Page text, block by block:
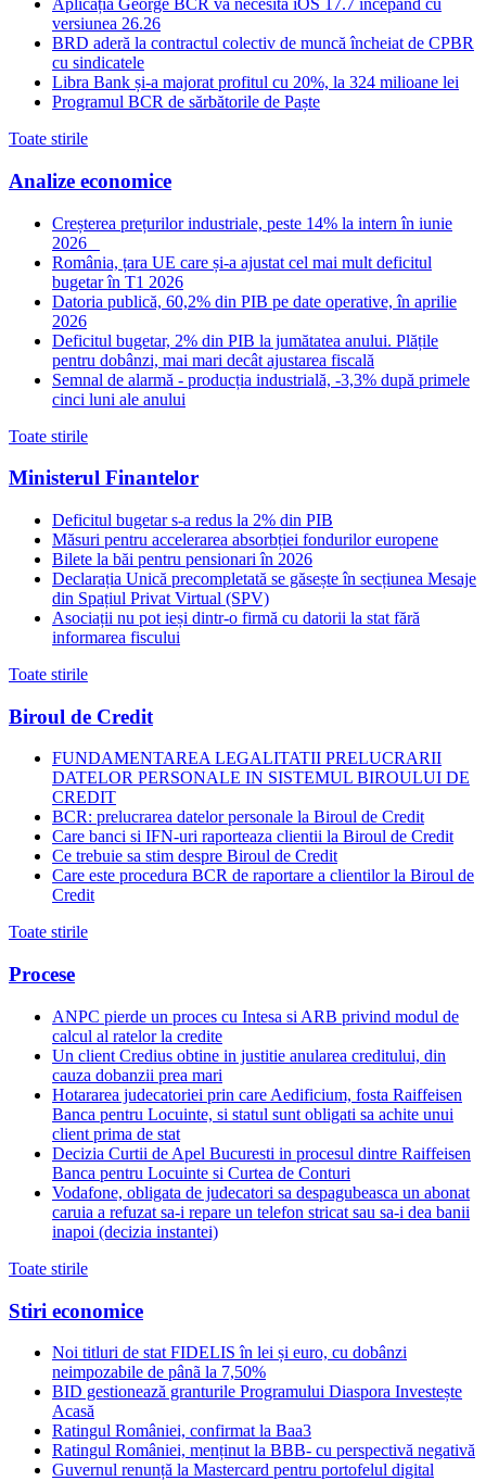
Aplicația George BCR va necesita iOS 17.7 începând cu
versiunea 26.26
BRD aderă la contractul colectiv de muncă încheiat de CPBR
cu sindicatele
Libra Bank și-a majorat profitul cu 20%, la 324 milioane lei
Programul BCR de sărbătorile de Paște
Toate stirile
Analize economice
Creșterea prețurilor industriale, peste 14% la intern în iunie
2026
România, țara UE care și-a ajustat cel mai mult deficitul
bugetar în T1 2026
Datoria publică, 60,2% din PIB pe date operative, în aprilie
2026
Deficitul bugetar, 2% din PIB la jumătatea anului. Plățile
pentru dobânzi, mai mari decât ajustarea fiscală
Semnal de alarmă - producția industrială, -3,3% după primele
cinci luni ale anului
Toate stirile
Ministerul Finantelor
Deficitul bugetar s-a redus la 2% din PIB
Măsuri pentru accelerarea absorbției fondurilor europene
Bilete la băi pentru pensionari în 2026
Declarația Unică precompletată se găsește în secțiunea Mesaje
din Spațiul Privat Virtual (SPV)
Asociații nu pot ieși dintr-o firmă cu datorii la stat fără
informarea fiscului
Toate stirile
Biroul de Credit
FUNDAMENTAREA LEGALITATII PRELUCRARII
DATELOR PERSONALE IN SISTEMUL BIROULUI DE
CREDIT
BCR: prelucrarea datelor personale la Biroul de Credit
Care banci si IFN-uri raporteaza clientii la Biroul de Credit
Ce trebuie sa stim despre Biroul de Credit
Care este procedura BCR de raportare a clientilor la Biroul de
Credit
Toate stirile
Procese
ANPC pierde un proces cu Intesa si ARB privind modul de
calcul al ratelor la credite
Un client Credius obtine in justitie anularea creditului, din
cauza dobanzii prea mari
Hotararea judecatoriei prin care Aedificium, fosta Raiffeisen
Banca pentru Locuinte, si statul sunt obligati sa achite unui
client prima de stat
Decizia Curtii de Apel Bucuresti in procesul dintre Raiffeisen
Banca pentru Locuinte si Curtea de Conturi
Vodafone, obligata de judecatori sa despagubeasca un abonat
caruia a refuzat sa-i repare un telefon stricat sau sa-i dea banii
inapoi (decizia instantei)
Toate stirile
Stiri economice
Noi titluri de stat FIDELIS în lei și euro, cu dobânzi
neimpozabile de pânã la 7,50%
BID gestionează granturile Programului Diaspora Investește
Acasă
Ratingul României, confirmat la Baa3
Ratingul României, menținut la BBB- cu perspectivă negativă
Guvernul renunță la Mastercard pentru portofelul digital